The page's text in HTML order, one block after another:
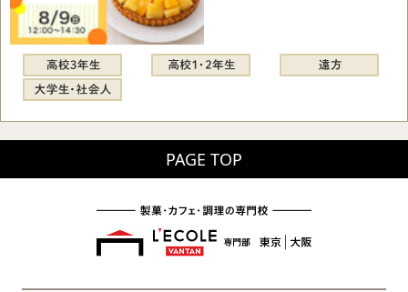
PAGE TOP